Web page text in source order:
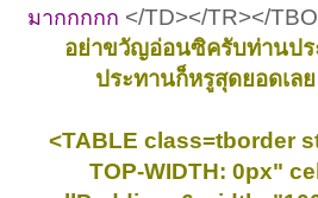
มากกกกก </TD></TR></
อย่าขวัญอ่อนซิครับท่านป
ประทานก็หรูสุดยอดเ
<TABLE class=tborder
TOP-WIDTH: 0px"